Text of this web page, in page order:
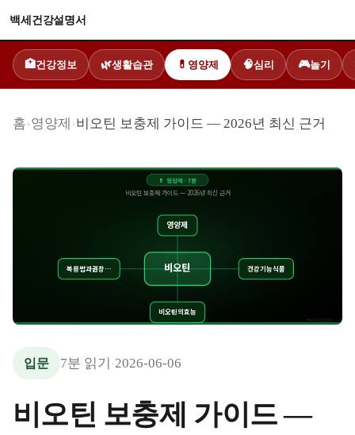
백세건강설명서
🏥 건강정보 🌿생활습관 💊 영양제 🧠심리 🎮놀기
홈›영양제 ›비오틴 보충제 가이드 — 2026년 최신 근거
💊 영양제 · 7분
비오틴 보충제 가이드 — 2026년 최신 근거
영양제
건강기능식품
비오틴의효능
복용법과권장… 비오틴
백세건강설명서
입문 7분 읽기 ·2026-06-06
비오틴 보충제 가이드 —